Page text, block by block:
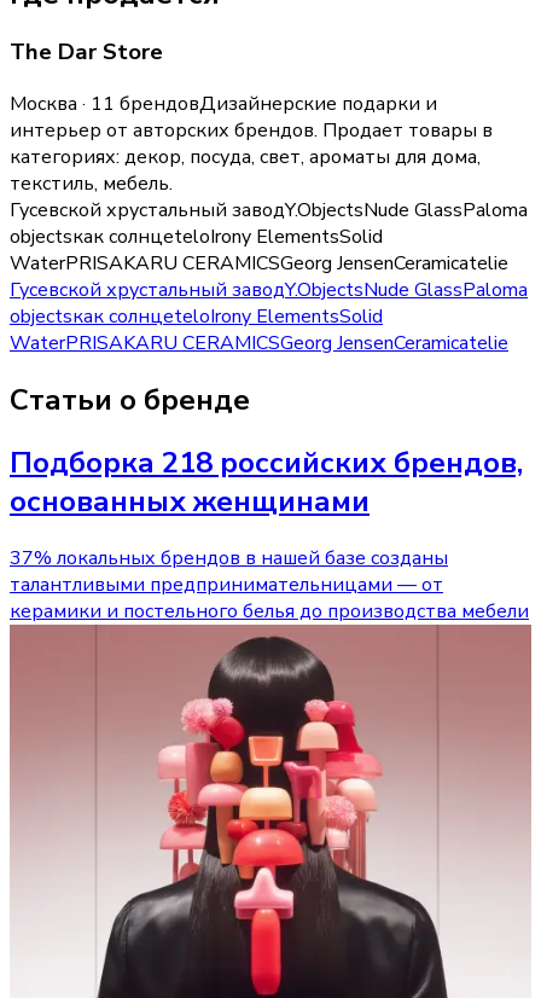
The Dar Store
Москва · 11 брендовДизайнерские подарки и
интерьер от авторских брендов. Продает товары в
категориях: декор, посуда, свет, ароматы для дома,
текстиль, мебель.
Гусевской хрустальный заводY.ObjectsNude GlassPaloma
objectsкак солнцеteloIrony ElementsSolid
WaterPRISAKARU CERAMICSGeorg JensenCeramicatelie
Гусевской хрустальный заводY.ObjectsNude GlassPaloma
objectsкак солнцеteloIrony ElementsSolid
WaterPRISAKARU CERAMICSGeorg JensenCeramicatelie
Статьи о бренде
Подборка 218 российских брендов,
основанных женщинами
37% локальных брендов в нашей базе созданы
талантливыми предпринимательницами — от
керамики и постельного белья до производства мебели